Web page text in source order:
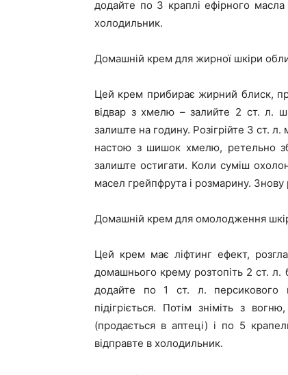
додайте по 3 краплі ефірного
холодильник.
Домашній крем для жирної шкіри
Цей крем прибирає жирний блиск,
відвар з хмелю – залийте 2 ст. л.
залиште на годину. Розігрійте 3 ст.
настою з шишок хмелю, ретельно
залиште остигати. Коли суміш
масел грейпфрута і розмарину. Знову
Домашній крем для омолодження
Цей крем має ліфтинг ефект,
домашнього крему розтопіть 2 ст. л.
додайте по 1 ст. л. персикового
підігріється. Потім зніміть з
(продається в аптеці) і по 5
відправте в холодильник.